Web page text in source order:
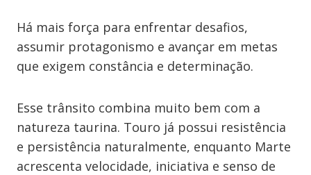
Há mais força para enfrentar desafios,
assumir protagonismo e avançar em metas
que exigem constância e determinação.
Esse trânsito combina muito bem com a
natureza taurina. Touro já possui resistência
e persistência naturalmente, enquanto Marte
acrescenta velocidade, iniciativa e senso de